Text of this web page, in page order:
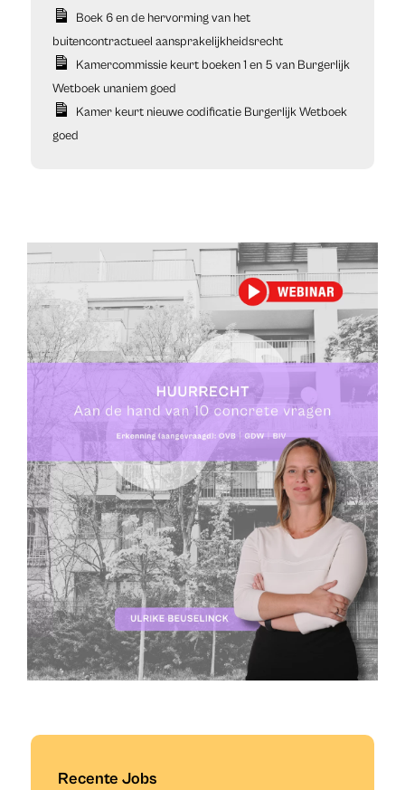
Boek 6 en de hervorming van het
buitencontractueel aansprakelijkheidsrecht
Kamercommissie keurt boeken 1 en 5 van Burgerlijk
Wetboek unaniem goed
Kamer keurt nieuwe codificatie Burgerlijk Wetboek
goed
Recente Jobs